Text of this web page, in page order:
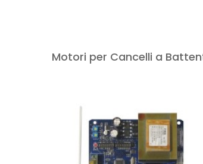
Motori per Cancelli a